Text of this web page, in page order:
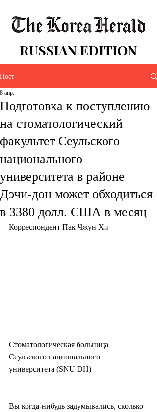
RUSSIAN EDITION
Пост
Подготовка к поступлению
на стоматологический
факультет Сеульского
национального
университета в районе
Дэчи-дон может обходиться
в 3380 долл. США в месяц
8 апр.
Корреспондент Пак Чжун Хи
Стоматологическая больница
Сеульского национального
университета (SNU DH)
Вы когда-нибудь задумывались, сколько